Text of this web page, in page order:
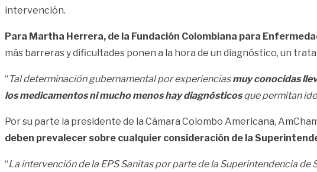
intervención.
Para Martha Herrera, de la Fundación Colombiana para
más barreras y dificultades ponen a la hora de un diagnóstico, un
“ Tal determinación gubernamental por experienciasmuy conocidas
los medicamentos ni mucho menos hay diagnósticosque permitan
Por su parte la presidente de la Cámara Colombo Americana,
deben prevalecer sobre cualquier consideración de la
“La intervención de la EPS Sanitas por parte de la Superintendencia